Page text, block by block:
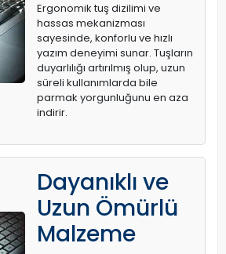
Ergonomik tuş dizilimi ve
hassas mekanizması
sayesinde, konforlu ve hızlı
yazım deneyimi sunar. Tuşların
duyarlılığı artırılmış olup, uzun
süreli kullanımlarda bile
parmak yorgunluğunu en aza
indirir.
Dayanıklı ve
Uzun Ömürlü
Malzeme